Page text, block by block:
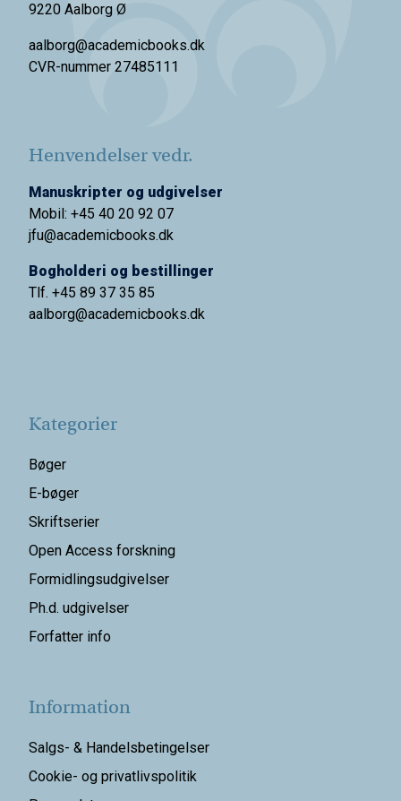
9220 Aalborg Ø
aalborg@academicbooks.dk
CVR-nummer 27485111
Henvendelser vedr.
Manuskripter og udgivelser
Mobil: +45 40 20 92 07
jfu@academicbooks.dk
Bogholderi og bestillinger
Tlf. +45 89 37 35 85
aalborg@academicbooks.dk
Kategorier
Bøger
E-bøger
Skriftserier
Open Access forskning
Formidlingsudgivelser
Ph.d. udgivelser
Forfatter info
Information
Salgs- & Handelsbetingelser
Cookie- og privatlivspolitik